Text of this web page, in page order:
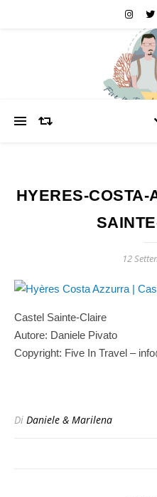
HYERES-
12
Castel Sainte-Claire
Autore: Daniele Pivato
Copyright: Five In Travel –
Di Daniele & Marilena